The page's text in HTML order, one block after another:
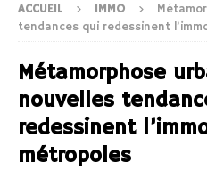
ACCUEIL IMMO
tendances qui redessinent
Métamorphose
nouvelles
redessinent
métropoles